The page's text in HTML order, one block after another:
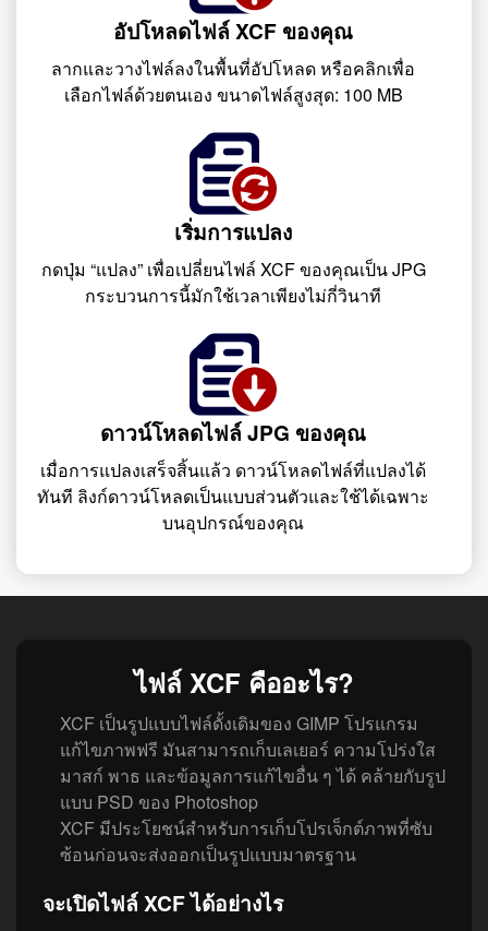
อัปโหลดไฟล์ XCF ของคุณ
ลากและวางไฟล์ลงในพื้นที่อัปโหลด หรือคลิกเพื่อ
เลือกไฟล์ด้วยตนเอง ขนาดไฟล์สูงสุด: 100 MB
เริ่มการแปลง
กดปุ่ม “แปลง” เพื่อเปลี่ยนไฟล์ XCF ของคุณเป็น JPG
กระบวนการนี้มักใช้เวลาเพียงไม่กี่วินาที
ดาวน์โหลดไฟล์ JPG ของคุณ
เมื่อการแปลงเสร็จสิ้นแล้ว ดาวน์โหลดไฟล์ที่แปลงได้
ทันที ลิงก์ดาวน์โหลดเป็นแบบส่วนตัวและใช้ได้เฉพาะ
บนอุปกรณ์ของคุณ
ไฟล์ XCF คืออะไร?
XCF เป็นรูปแบบไฟล์ดั้งเดิมของ GIMP โปรแกรม
แก้ไขภาพฟรี มันสามารถเก็บเลเยอร์ ความโปร่งใส
มาสก์ พาธ และข้อมูลการแก้ไขอื่น ๆ ได้ คล้ายกับรูป
แบบ PSD ของ Photoshop
XCF มีประโยชน์สำหรับการเก็บโปรเจ็กต์ภาพที่ซับ
ซ้อนก่อนจะส่งออกเป็นรูปแบบมาตรฐาน
จะเปิดไฟล์ XCF ได้อย่างไร